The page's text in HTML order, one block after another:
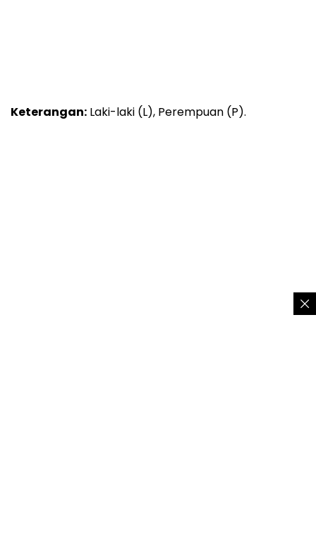
Keterangan: Laki-laki (L), Perempuan (P).